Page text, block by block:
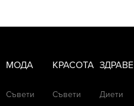
МОДА
Съвети
КРАСОТА
Съвети
ЗДРАВЕ
Диети